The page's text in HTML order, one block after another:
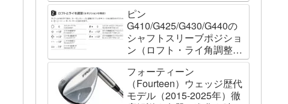
ピン
G410/G425/G430/G440の
シャフトスリーブポジショ
ン（ロフト・ライ角調整機
能）について
フォーティーン
（Fourteen）ウェッジ歴代
モデル（2015-2025年）徹